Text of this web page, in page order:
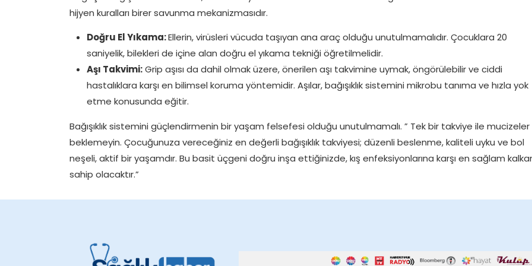
hijyen kuralları birer savunma mekanizmasıdır.
Doğru El Yıkama:Ellerin, virüsleri vücuda taşıyan ana araç olduğu unutulmamalıdır. Çocuklara 20
saniyelik, bilekleri de içine alan doğru el yıkama tekniği öğretilmelidir.
Aşı Takvimi:Grip aşısı da dahil olmak üzere, önerilen aşı takvimine uymak, öngörülebilir ve ciddi
hastalıklara karşı en bilimsel koruma yöntemidir. Aşılar, bağışıklık sistemini mikrobu tanıma ve hızla yok
etme konusunda eğitir.
Bağışıklık sistemini güçlendirmenin bir yaşam felsefesi olduğu unutulmamalı. ” Tek bir takviye ile mucizeler
beklemeyin. Çocuğunuza vereceğiniz en değerli bağışıklık takviyesi; düzenli beslenme, kaliteli uyku ve bol
neşeli, aktif bir yaşamdır. Bu basit üçgeni doğru inşa ettiğinizde, kış enfeksiyonlarına karşı en sağlam
sahip olacaktır.”